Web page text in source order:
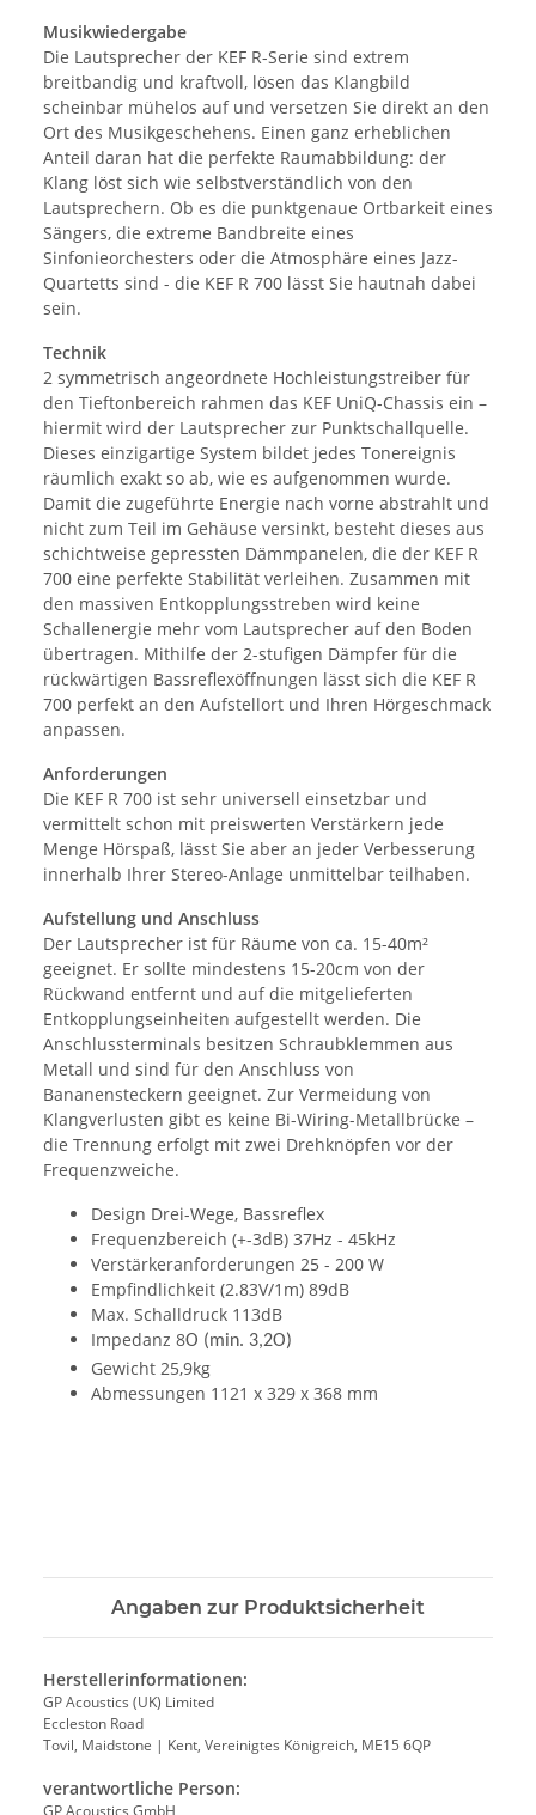
Musikwiedergabe
Die Lautsprecher der KEF R-Serie sind extrem
breitbandig und kraftvoll, lösen das Klangbild
scheinbar mühelos auf und versetzen Sie direkt an den
Ort des Musikgeschehens. Einen ganz erheblichen
Anteil daran hat die perfekte Raumabbildung: der
Klang löst sich wie selbstverständlich von den
Lautsprechern. Ob es die punktgenaue Ortbarkeit eines
Sängers, die extreme Bandbreite eines
Sinfonieorchesters oder die Atmosphäre eines Jazz-
Quartetts sind - die KEF R 700 lässt Sie hautnah dabei
sein.
Technik
2 symmetrisch angeordnete Hochleistungstreiber für
den Tieftonbereich rahmen das KEF UniQ-Chassis ein –
hiermit wird der Lautsprecher zur Punktschallquelle.
Dieses einzigartige System bildet jedes Tonereignis
räumlich exakt so ab, wie es aufgenommen wurde.
Damit die zugeführte Energie nach vorne abstrahlt und
nicht zum Teil im Gehäuse versinkt, besteht dieses aus
schichtweise gepressten Dämmpanelen, die der KEF R
700 eine perfekte Stabilität verleihen. Zusammen mit
den massiven Entkopplungsstreben wird keine
Schallenergie mehr vom Lautsprecher auf den Boden
übertragen. Mithilfe der 2-stufigen Dämpfer für die
rückwärtigen Bassreflexöffnungen lässt sich die KEF R
700 perfekt an den Aufstellort und Ihren Hörgeschmack
anpassen.
Anforderungen
Die KEF R 700 ist sehr universell einsetzbar und
vermittelt schon mit preiswerten Verstärkern jede
Menge Hörspaß, lässt Sie aber an jeder Verbesserung
innerhalb Ihrer Stereo-Anlage unmittelbar teilhaben.
Aufstellung und Anschluss
Der Lautsprecher ist für Räume von ca. 15-40m²
geeignet. Er sollte mindestens 15-20cm von der
Rückwand entfernt und auf die mitgelieferten
Entkopplungseinheiten aufgestellt werden. Die
Anschlussterminals besitzen Schraubklemmen aus
Metall und sind für den Anschluss von
Bananensteckern geeignet. Zur Vermeidung von
Klangverlusten gibt es keine Bi-Wiring-Metallbrücke –
die Trennung erfolgt mit zwei Drehknöpfen vor der
Frequenzweiche.
Design Drei-Wege, Bassreflex
Frequenzbereich (+-3dB) 37Hz - 45kHz
Verstärkeranforderungen 25 - 200 W
Empfindlichkeit (2.83V/1m) 89dB
Max. Schalldruck 113dB
Impedanz 8O (min. 3,2O)
Gewicht 25,9kg
Abmessungen 1121 x 329 x 368 mm
Angaben zur Produktsicherheit
Herstellerinformationen:
GP Acoustics (UK) Limited
Eccleston Road
Tovil, Maidstone | Kent, Vereinigtes Königreich, ME15 6QP
verantwortliche Person:
GP Acoustics GmbH